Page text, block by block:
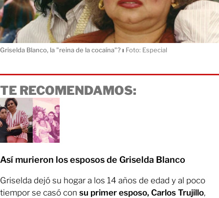
Griselda Blanco, la "reina de la cocaína"?ı Foto: Especial
TE RECOMENDAMOS:
Así murieron los esposos de Griselda Blanco
Griselda dejó su hogar a los 14 años de edad y al poco
tiempor se casó con su primer esposo, Carlos Trujillo,